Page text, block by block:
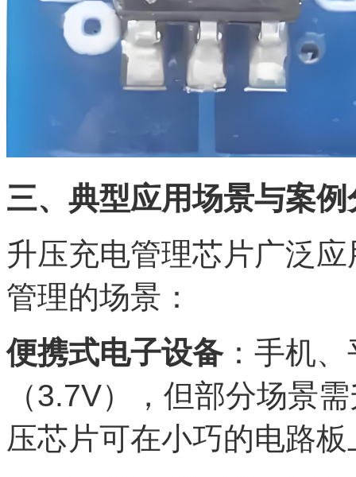
三、典型应用场景与案例
升压充电管理芯片广泛
管理的场景：
便携式电子设备：手机
（3.7V），但部分场景
压芯片可在小巧的电路